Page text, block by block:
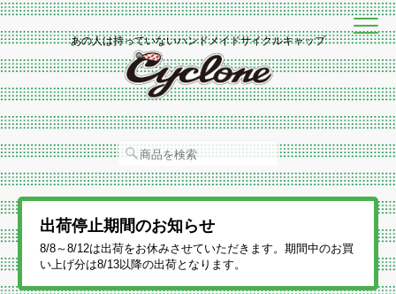
あの人は持っていないハンドメイドサイクルキャップ
出荷停止期間のお知らせ
8/8～8/12は出荷をお休みさせていただきます。期間中のお買
い上げ分は8/13以降の出荷となります。